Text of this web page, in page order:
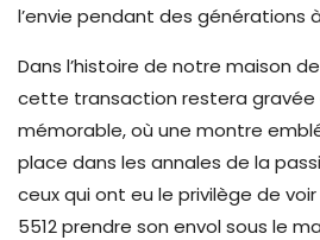
l’envie pendant des générations
Dans l’histoire de notre maison
cette transaction restera
mémorable, où une montre
place dans les annales de la
ceux qui ont eu le privilège de
5512 prendre son envol sous le